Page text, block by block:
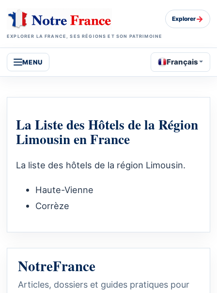
EXPLORER LA FRANCE, SES RÉGIONS ET SON PATRIMOINE
Explorer→
MENU Français
La Liste des Hôtels de la Région
Limousin en France
La liste des hôtels de la région Limousin.
Haute-Vienne
Corrèze
NotreFrance
Articles, dossiers et guides pratiques pour